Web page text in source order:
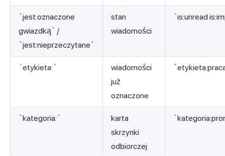
`jest:oznaczone
gwiazdką` /
`jest:nieprzeczytane`
stan
wiadomości
`is:unread
`etykieta:`
wiadomości
już
oznaczone
`kategoria:`
karta
skrzynki
odbiorczej